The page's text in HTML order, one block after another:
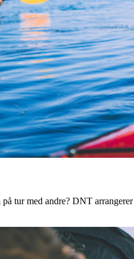
tur med andre? DNT